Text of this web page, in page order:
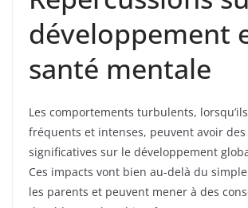
développement
santé mentale
Les comportements turbulents,
fréquents et intenses, peuvent avoir
significatives sur le développement
Ces impacts vont bien au-delà du
les parents et peuvent mener à des